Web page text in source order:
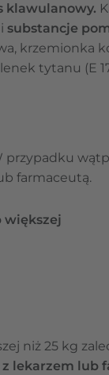
klawulanowy.
substancje
krzemionka
tytanu (E
przypadku
farmaceutą.
większej
niż 25 kg
lekarzem lub